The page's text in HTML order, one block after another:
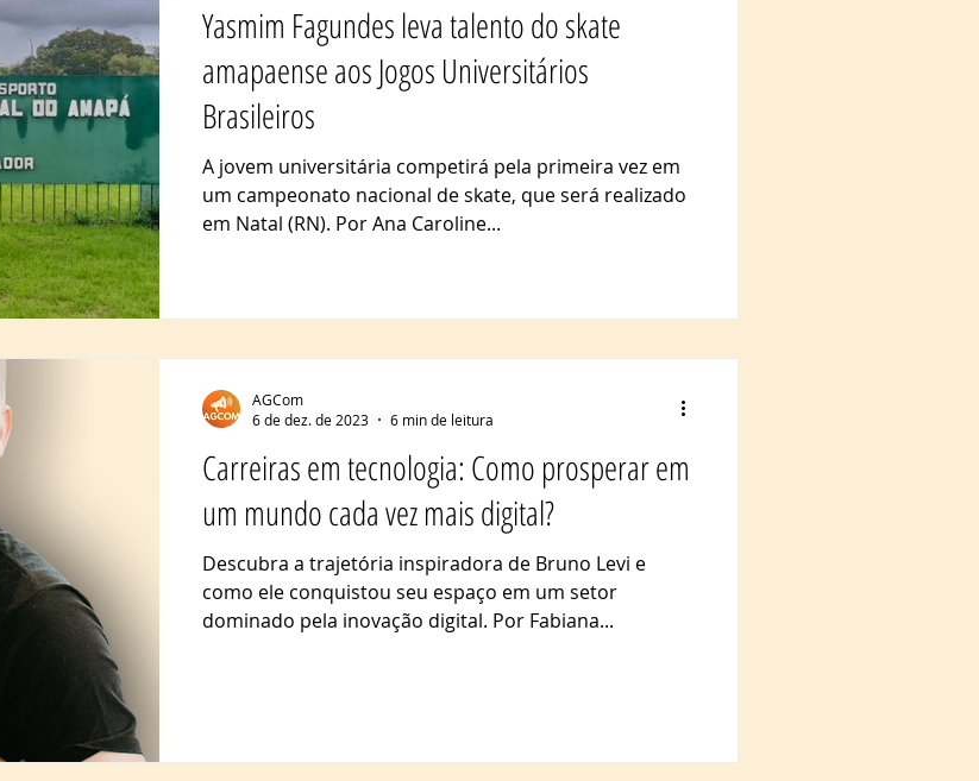
Yasmim Fagundes leva talento do skate
amapaense aos Jogos Universitários
Brasileiros
A jovem universitária competirá pela primeira vez em
um campeonato nacional de skate, que será realizado
em Natal (RN). Por Ana Caroline...
Carreiras em tecnologia: Como prosperar em
um mundo cada vez mais digital?
Descubra a trajetória inspiradora de Bruno Levi e
como ele conquistou seu espaço em um setor
dominado pela inovação digital. Por Fabiana...
AGCom
6 de dez. de 2023
6 min de leitura